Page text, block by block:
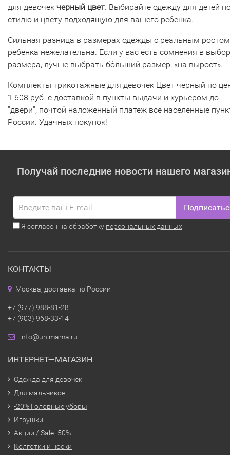
для девочек черный цвет. Выбирайте одежду для детей
стилю и цвету подходящую для вашего ребенка.
Сильная разница в размерах одежды с реальным ростом
ребенка нежелательна. Если у вас есть сомнения в
размера, лучше выбрать бόльший размер, «на вырост».
Комплекты трикотажные для девочек Цвет черный по
1 608 руб. с доставкой в пункты выдачи и курьером до
"двери", почтой наложенный платеж все населенные
России. Удачных покупок!
Получай последние новости нашего
Я согласен на обработку персональных данных
КОНТАКТЫ
Москва, доставка по России
+7 (977) 988-81-28
+7 (903) 968-33-14
info@unimama.ru
ИНТЕРНЕТ—МАГАЗИН
Одежда для девочек
Для мальчиков
-20% Головные уборы
Игрушки
Акции / Sale -50%
Колготки и носки